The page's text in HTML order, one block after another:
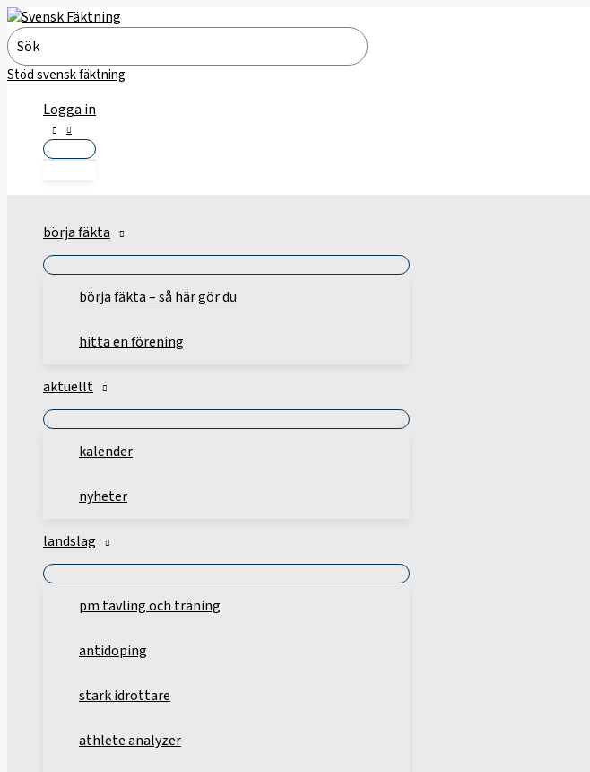
Hoppa
till
innehåll
Search
for:
Stöd svensk fäktning
Logga in
börja fäkta
börja fäkta – så här gör du
hitta en förening
aktuellt
kalender
nyheter
landslag
pm tävling och träning
antidoping
stark idrottare
athlete analyzer